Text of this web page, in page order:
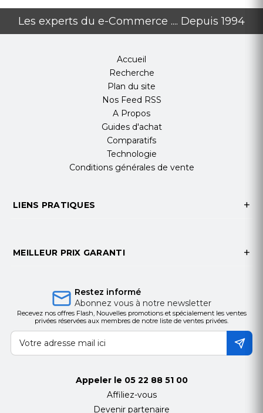
Les experts du e-Commerce .... Depuis 1994
Accueil
Recherche
Plan du site
Nos Feed RSS
A Propos
Guides d'achat
Comparatifs
Technologie
Conditions générales de vente
LIENS PRATIQUES
MEILLEUR PRIX GARANTI
Restez informé
Abonnez vous à notre newsletter
Recevez nos offres Flash, Nouvelles promotions et spécialement les ventes
privées réservées aux membres de notre liste de ventes privées.
Appeler le 05 22 88 51 00
Affiliez-vous
Devenir partenaire